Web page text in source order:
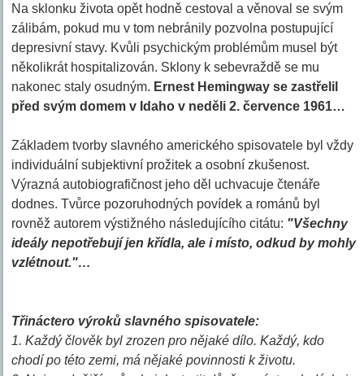
Na sklonku života opět hodně cestoval a věnoval se svým
zálibám, pokud mu v tom nebránily pozvolna postupující
depresivní stavy. Kvůli psychickým problémům musel být
několikrát hospitalizován. Sklony k sebevraždě se mu
nakonec staly osudným. Ernest Hemingway se zastřelil
před svým domem v Idaho v neděli 2. července 1961…
Základem tvorby slavného amerického spisovatele byl vždy
individuální subjektivní prožitek a osobní zkušenost.
Výrazná autobiografičnost jeho děl uchvacuje čtenáře
dodnes. Tvůrce pozoruhodných povídek a románů byl
rovněž autorem výstižného následujícího citátu: "Všechny
ideály nepotřebují jen křídla, ale i místo, odkud by mohly
vzlétnout."…
Třináctero výroků slavného spisovatele:
1. Každý člověk byl zrozen pro nějaké dílo. Každý, kdo
chodí po této zemi, má nějaké povinnosti k životu.